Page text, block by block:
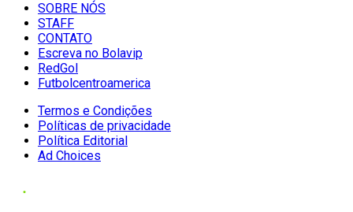
SOBRE NÓS
STAFF
CONTATO
Escreva no Bolavip
RedGol
Futbolcentroamerica
Termos e Condições
Políticas de privacidade
Política Editorial
Ad Choices